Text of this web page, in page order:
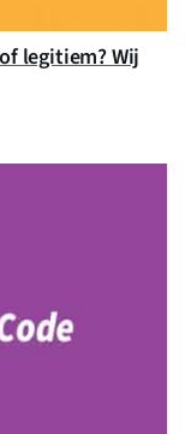
legitiem? Wij